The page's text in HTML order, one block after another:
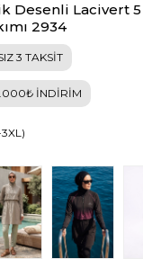
Desenli Lacivert
2934
3 TAKSİT
İNDİRİM